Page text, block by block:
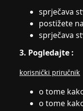
sprječava
postižete
sprječava
3. Pogledajte :
korisnički priručnik
o tome
o tome